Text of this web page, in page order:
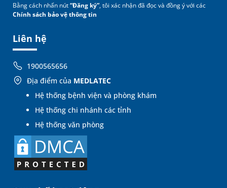
Liên hệ
1900565656
Địa điểm của MEDLATEC
Hệ thống bệnh viện và phòng khám
Hệ thống chi nhánh các tỉnh
Hệ thống văn phòng
Bằng cách nhấn nút“Đăng ký”, tôi xác nhận đã đọc và đồng ý với các
Chính sách bảo vệ thông tin